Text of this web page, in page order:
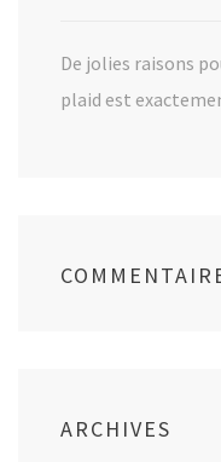
De jolies raisons
plaid est
ARCHIVES